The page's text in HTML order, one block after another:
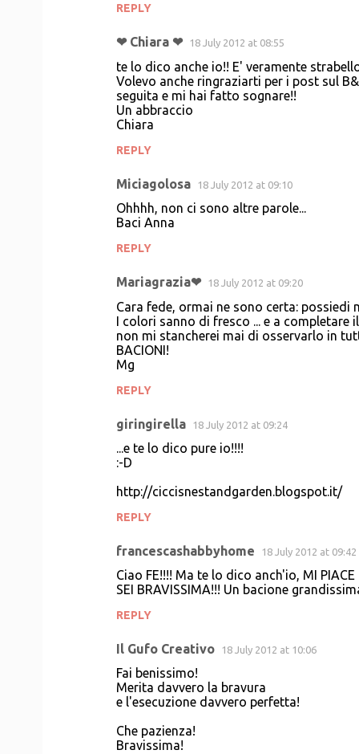
REPLY
❤ Chiara ❤ 18 July 2012 at 08:55
te lo dico anche io!! E' veramente
Volevo anche ringraziarti per i post sul
seguita e mi hai fatto sognare!!
Un abbraccio
Chiara
REPLY
Miciagolosa 18 July 2012 at 09:10
Ohhhh, non ci sono altre parole...
Baci Anna
REPLY
Mariagrazia❤ 18 July 2012 at 09:20
Cara fede, ormai ne sono certa: possiedi
I colori sanno di fresco ... e a
non mi stancherei mai di osservarlo in
BACIONI!
Mg
REPLY
giringirella 18 July 2012 at 09:24
...e te lo dico pure io!!!!
:-D
http://ciccisnestandgarden.blogspot.it/
REPLY
francescashabbyhome 18 July 2012 at 09:42
Ciao FE!!!! Ma te lo dico anch'io, MI PIACE
SEI BRAVISSIMA!!! Un bacione
REPLY
Il Gufo Creativo 18 July 2012 at 10:06
Fai benissimo!
Merita davvero la bravura
e l'esecuzione davvero perfetta!
Che pazienza!
Bravissima!